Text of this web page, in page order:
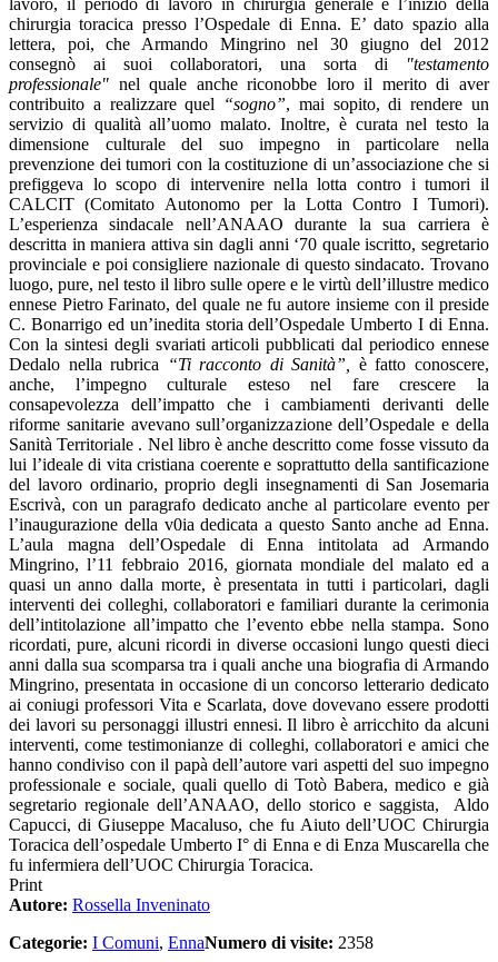
lavoro, il periodo di lavoro in chirurgia generale e l’inizio della
chirurgia toracica presso l’Ospedale di Enna. E’ dato spazio alla
lettera, poi, che Armando Mingrino nel 30 giugno del 2012
consegnò ai suoi collaboratori, una sorta di
"testamento
professionale" nel quale anche riconobbe loro il merito di aver
contribuito a realizzare quel “sogno”, mai sopito, di rendere un
servizio di qualità all’uomo malato. Inoltre, è curata nel testo la
dimensione culturale del suo impegno in particolare nella
prevenzione dei tumori con la costituzione di un’associazione che si
prefiggeva lo scopo di intervenire nella lotta contro i tumori il
CALCIT (Comitato Autonomo per la Lotta Contro I Tumori).
L’esperienza sindacale nell’ANAAO durante la sua carriera è
descritta in maniera attiva sin dagli anni ‘70 quale iscritto, segretario
provinciale e poi consigliere nazionale di questo sindacato. Trovano
luogo, pure, nel testo il libro sulle opere e le virtù dell’illustre medico
ennese Pietro Farinato, del quale ne fu autore insieme con il preside
C. Bonarrigo ed un’inedita storia dell’Ospedale Umberto I di Enna.
Con la sintesi degli svariati articoli pubblicati dal periodico ennese
Dedalo nella rubrica “Ti racconto di Sanità”, èfatto conoscere,
anche, l’impegno culturale esteso nel fare crescere la
consapevolezza dell’impatto che i cambiamenti derivanti delle
riforme sanitarie avevano sull’organizzazione dell’Ospedale e della
Sanità Territoriale . Nel libro è anche descritto come fosse vissuto da
lui l’ideale di vita cristiana coerente e soprattutto della santificazione
del lavoro ordinario, proprio degli insegnamenti di San Josemaria
Escrivà, con un paragrafo dedicato anche al particolare evento per
l’inaugurazione della v0ia dedicata a questo Santo anche ad Enna.
L’aula magna dell’Ospedale di Enna intitolata ad Armando
Mingrino, l’11 febbraio 2016, giornata mondiale del malato ed a
quasi un anno dalla morte, è presentata in tutti i particolari, dagli
interventi dei colleghi, collaboratori e familiari durante la cerimonia
dell’intitolazione all’impatto che l’evento ebbe nella stampa. Sono
ricordati, pure, alcuni ricordi in diverse occasioni lungo questi dieci
anni dalla sua scomparsa tra i quali anche una biografia di Armando
Mingrino, presentata in occasione di un concorso letterario dedicato
ai coniugi professori Vita e Scarlata, dove dovevano essere prodotti
dei lavori su personaggi illustri ennesi. Il libro è arricchito da alcuni
interventi, come testimonianze di colleghi, collaboratori e amici che
hanno condiviso con il papà dell’autore vari aspetti del suo impegno
professionale e sociale, quali quello di Totò Babera, medico e già
segretario regionale dell’ANAAO, dello storico e saggista, Aldo
Capucci, di Giuseppe Macaluso, che fu Aiuto dell’UOC Chirurgia
Toracica dell’ospedale Umberto I° di Enna e di Enza Muscarella che
fu infermiera dell’UOC Chirurgia Toracica.
Print
Autore: Rossella Inveninato
Categorie: I Comuni, EnnaNumero di visite: 2358